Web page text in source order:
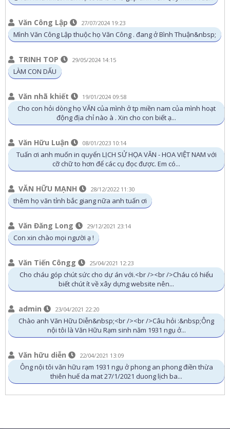
Văn Công Lập 27/07/2024 19:23
Mình Văn Công Lập thuộc họ Văn Công . đang ở Bình Thuận&nbsp;
TRINH TOP 29/05/2024 14:15
LÀM CON DẤU
Văn nhã khiết 19/01/2024 09:58
Cho con hỏi dòng họ VĂN của mình ở tp miền nam của mình hoạt
động địa chỉ nào à . Xin cho con biết ạ...
Văn Hữu Luận 08/01/2023 10:14
Tuấn ơi anh muốn in quyển LỊCH SỬ HỌA VĂN - HOA VIỆT NAM với
cỡ chữ to hơn để các cụ đọc được. Em có...
VĂN HỮU MẠNH 28/12/2022 11:30
thêm họ văn tỉnh bắc giang nữa anh tuấn ơi
Văn Đăng Long 29/12/2021 23:14
Con xin chào mọi người ạ !
Văn Tiến Côngg 25/04/2021 12:23
Cho cháu góp chút sức cho dự án với.<br /><br />Cháu có hiểu
biết chút ít về xây dựng website nên...
admin 23/04/2021 22:20
Chào anh Văn Hữu Diễn&nbsp;<br /><br />Câu hỏi :&nbsp;Ông
nội tôi là Văn Hữu Rạm sinh năm 1931 ngụ ở...
Văn hữu diễn 22/04/2021 13:09
Ông nội tôi văn hữu rạm 1931 ngụ ở phong an phong điền thừa
thiên huế da mat 27/1/2021 duong lịch ba...